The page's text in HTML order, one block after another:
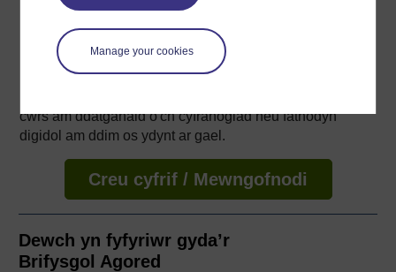
Manage your cookies
Crëwch gyfrif amragor
cwrs am ddatganaid o'ch cyfranogiad neu fathodyn
digidol am ddim os ydynt ar gael.
Creu cyfrif / Mewngofnodi
Dewch yn fyfyriwr gyda’r
Brifysgol Agored